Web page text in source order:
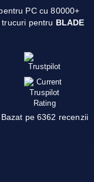
PC cu 80000+
trucuri pentru BLADE
Bazat pe 6362 recenzii